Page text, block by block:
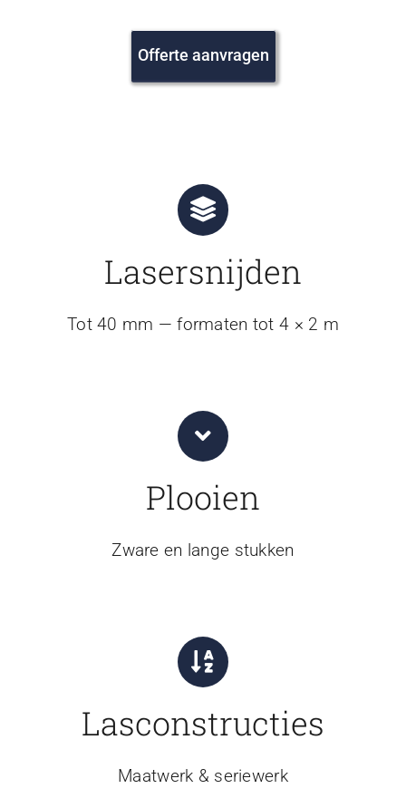
Offerte aanvragen
Lasersnijden
Tot 40 mm — formaten tot 4 × 2 m
Plooien
Zware en lange stukken
Lasconstructies
Maatwerk & seriewerk